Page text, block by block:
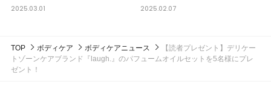
2025.03.01
2025.02.07
TOP ボディケア ボディケアニュース
【読者プレゼント】デリケー
トゾーンケアブランド『laugh.』のパフュームオイルセットを5名様にプレ
ゼント！